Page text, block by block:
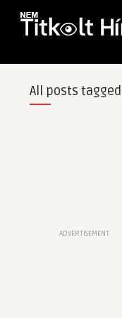
All posts
ADVERTISEMENT